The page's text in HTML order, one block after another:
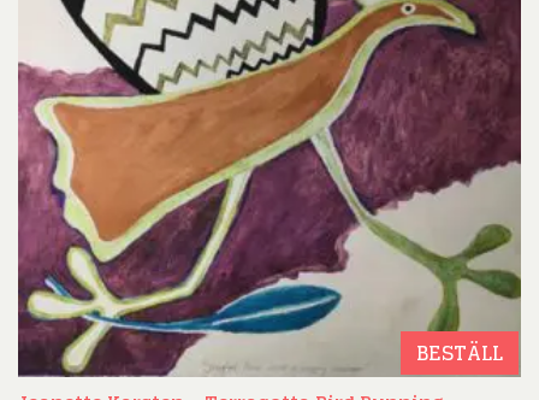
BESTÄLL